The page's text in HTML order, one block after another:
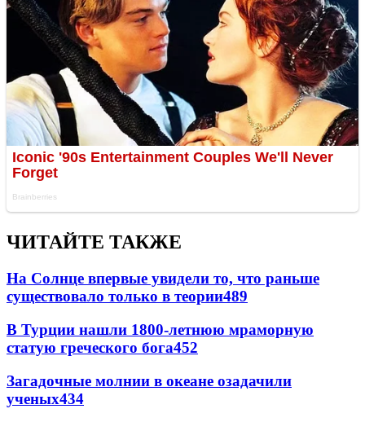
ЧИТАЙТЕ ТАКЖЕ
На Солнце впервые увидели то, что раньше
существовало только в теории489
В Турции нашли 1800-летнюю мраморную
статую греческого бога452
Загадочные молнии в океане озадачили
ученых434